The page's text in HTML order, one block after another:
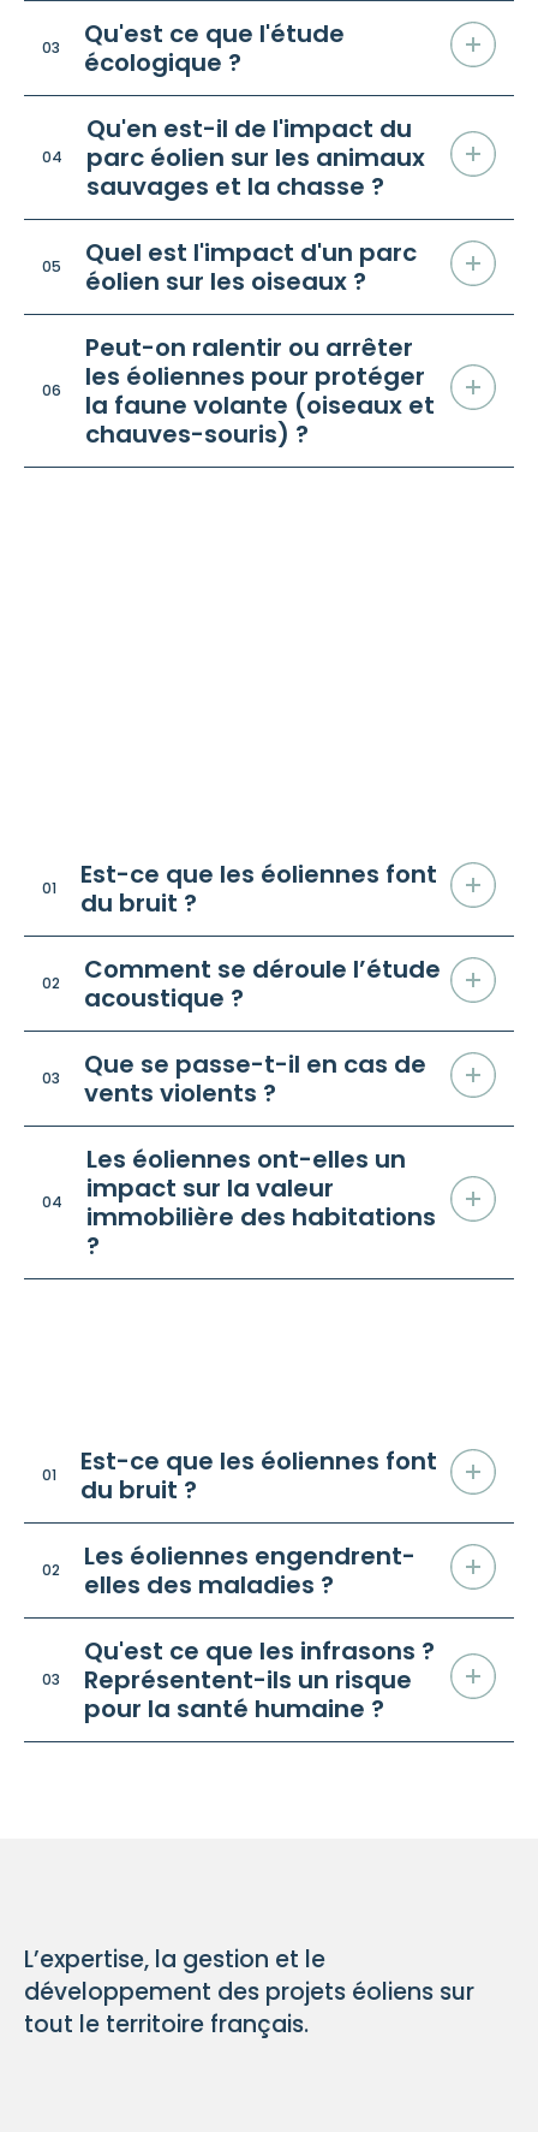
03
Qu'est ce que l'étude
écologique ?
04
Qu'en est-il de l'impact du
parc éolien sur les animaux
sauvages et la chasse ?
05
Quel est l'impact d'un parc
éolien sur les oiseaux ?
06
Peut-on ralentir ou arrêter
les éoliennes pour protéger
la faune volante (oiseaux et
chauves-souris) ?
01
Est-ce que les éoliennes font
du bruit ?
02
Comment se déroule l’étude
acoustique ?
03
Que se passe-t-il en cas de
vents violents ?
04
Les éoliennes ont-elles un
impact sur la valeur
immobilière des habitations
?
01
Est-ce que les éoliennes font
du bruit ?
02
Les éoliennes engendrent-
elles des maladies ?
03
Qu'est ce que les infrasons ?
Représentent-ils un risque
pour la santé humaine ?
L’expertise, la gestion et le
développement des projets éoliens sur
tout le territoire français.